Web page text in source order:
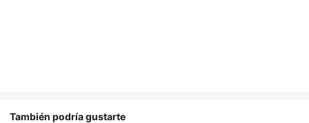
También podría gustarte